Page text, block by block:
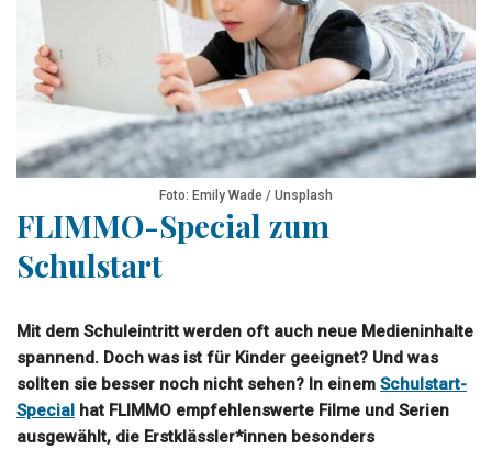
Foto: Emily Wade / Unsplash
FLIMMO-Special zum
Schulstart
Mit dem Schuleintritt werden oft auch neue Medieninhalte
spannend. Doch was ist für Kinder geeignet? Und was
sollten sie besser noch nicht sehen? In einem Schulstart-
Special hat FLIMMO empfehlenswerte Filme und Serien
ausgewählt, die Erstklässler*innen besonders